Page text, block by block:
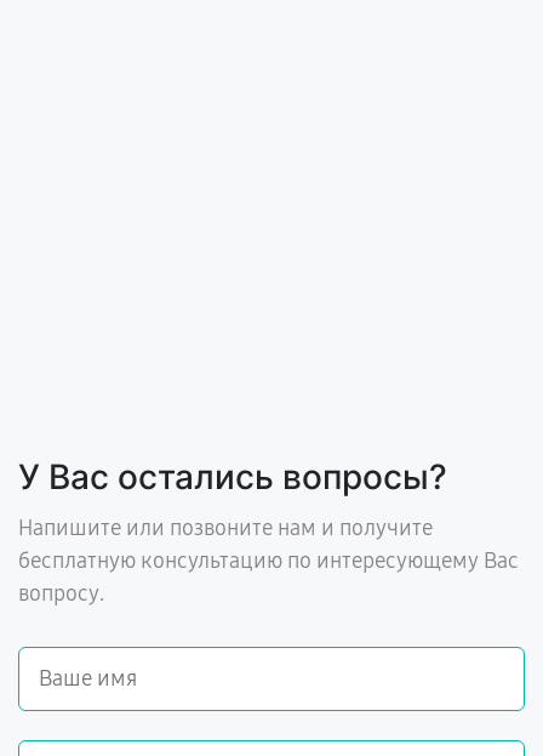
У Вас остались вопросы?
Напишите или позвоните нам и получите
бесплатную консультацию по интересующему Вас
вопросу.